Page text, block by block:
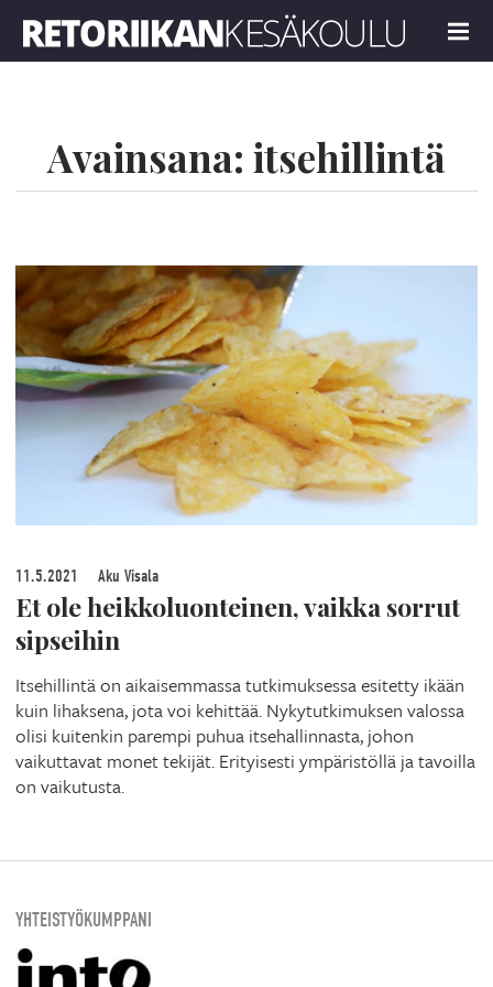
MENU
Avainsana: itsehillintä
11.5.2021 Aku Visala
Et ole heikkoluonteinen, vaikka sorrut
sipseihin
Itsehillintä on aikaisemmassa tutkimuksessa esitetty ikään
kuin lihaksena, jota voi kehittää. Nykytutkimuksen valossa
olisi kuitenkin parempi puhua itsehallinnasta, johon
vaikuttavat monet tekijät. Erityisesti ympäristöllä ja tavoilla
on vaikutusta.
YHTEISTYÖKUMPPANI